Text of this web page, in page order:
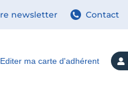
newsletter Contact
Editer ma carte d'adhérent